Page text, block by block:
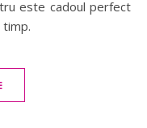
este cadoul perfect
timp.